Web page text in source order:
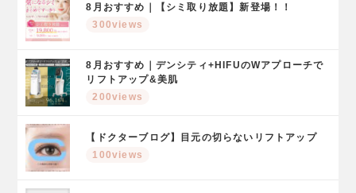
8月おすすめ｜【シミ取り放題】新登場！！
300views
8月おすすめ｜デンシティ+HIFUのWアプローチで
リフトアップ&美肌
200views
【ドクターブログ】目元の切らないリフトアップ
100views